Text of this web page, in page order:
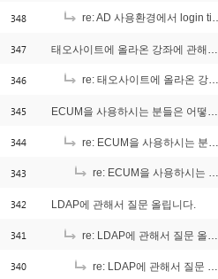
348 re: AD 사용환경에서 login time 과 log out time 관리 방법은요?
347 태오사이트에 올라온 강좌에 관해서 글 남깁니다.
346 re: 태오사이트에 올라온 강좌에 관해서 글 남깁니다.
345 ECUM을 사용하시는 분들은 어떻게 활용하시는지요?
344 re: ECUM을 사용하시는 분들은 어떻게 활용하시는지요?
343 re: ECUM을 사용하시는 분들은 어떻게 활용하시는지요?
342 LDAP에 관해서 질문 올립니다.
341 re: LDAP에 관해서 질문 올립니다.
340 re: LDAP에 관해서 질문 올립니다.